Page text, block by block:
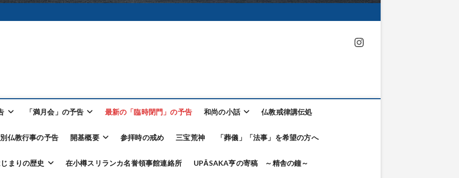
Instagram
「満月会」の予告 最新の「臨時閉門」の予告 和尚の小話 仏教戒律講伝処
仏教行事の予告 開基概要 参拝時の戒め 三宝荒神 「葬儀」「法事」を希望の方へ
まりの歴史 在小樽スリランカ名誉領事館連絡所 UPĀSAKA亨の寄稿 ～精舎の鐘～